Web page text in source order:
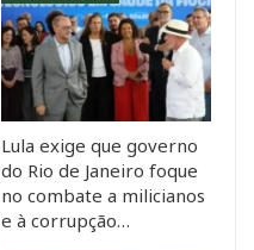
Lula exige que governo
do Rio de Janeiro foque
no combate a milicianos
e à corrupção…